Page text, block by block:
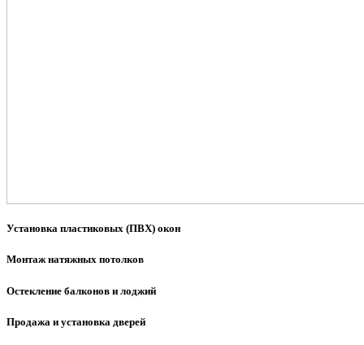
Установка пластиковых (ПВХ) окон
Монтаж натяжных потолков
Остекление балконов и лоджий
Продажа и установка дверей